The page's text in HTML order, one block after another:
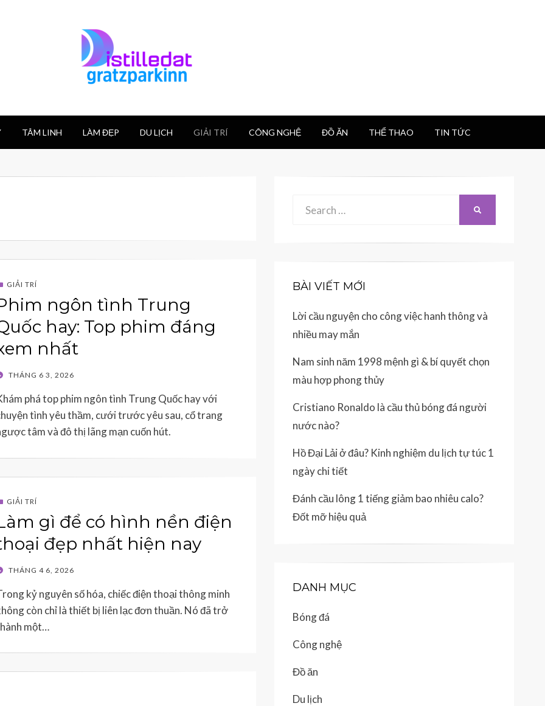
TÂM LINH LÀM ĐẸP DU LỊCH GIẢI TRÍ CÔNG NGHỆ ĐỒ ĂN THỂ THAO TIN TỨC
GIẢI TRÍ
ngôn tình Trung
hay: Top phim đáng
nhất
THÁNG 6 3, 2026
phá top phim ngôn tình Trung Quốc hay với
tình yêu thầm, cưới trước yêu sau, cổ trang
tâm và đô thị lãng mạn cuốn hút.
GIẢI TRÍ
gì để có hình nền điện
đẹp nhất hiện nay
THÁNG 4 6, 2026
kỷ nguyên số hóa, chiếc điện thoại thông minh
còn chỉ là thiết bị liên lạc đơn thuần. Nó đã trở
một…
BÀI VIẾT MỚI
Lời cầu nguyện cho công việc hanh thông và
nhiều may mắn
Nam sinh năm 1998 mệnh gì & bí quyết chọn
màu hợp phong thủy
Cristiano Ronaldo là cầu thủ bóng đá người
nước nào?
Hồ Đại Lải ở đâu? Kinh nghiệm du lịch tự túc 1
ngày chi tiết
Đánh cầu lông 1 tiếng giảm bao nhiêu calo?
Đốt mỡ hiệu quả
DANH MỤC
Bóng đá
Công nghệ
Đồ ăn
Du lịch